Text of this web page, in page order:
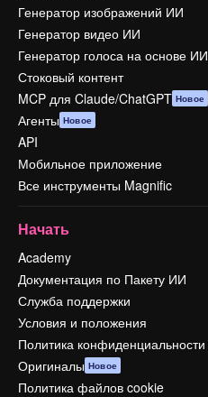
Генератор изображений ИИ
Генератор видео ИИ
Генератор голоса на основе ИИ
Стоковый контент
MCP для Claude/ChatGPT Новое
Агенты Новое
API
Мобильное приложение
Все инструменты Magnific
Начать
Academy
Документация по Пакету ИИ
Служба поддержки
Условия и положения
Политика конфиденциальности
Оригиналы Новое
Политика файлов cookie